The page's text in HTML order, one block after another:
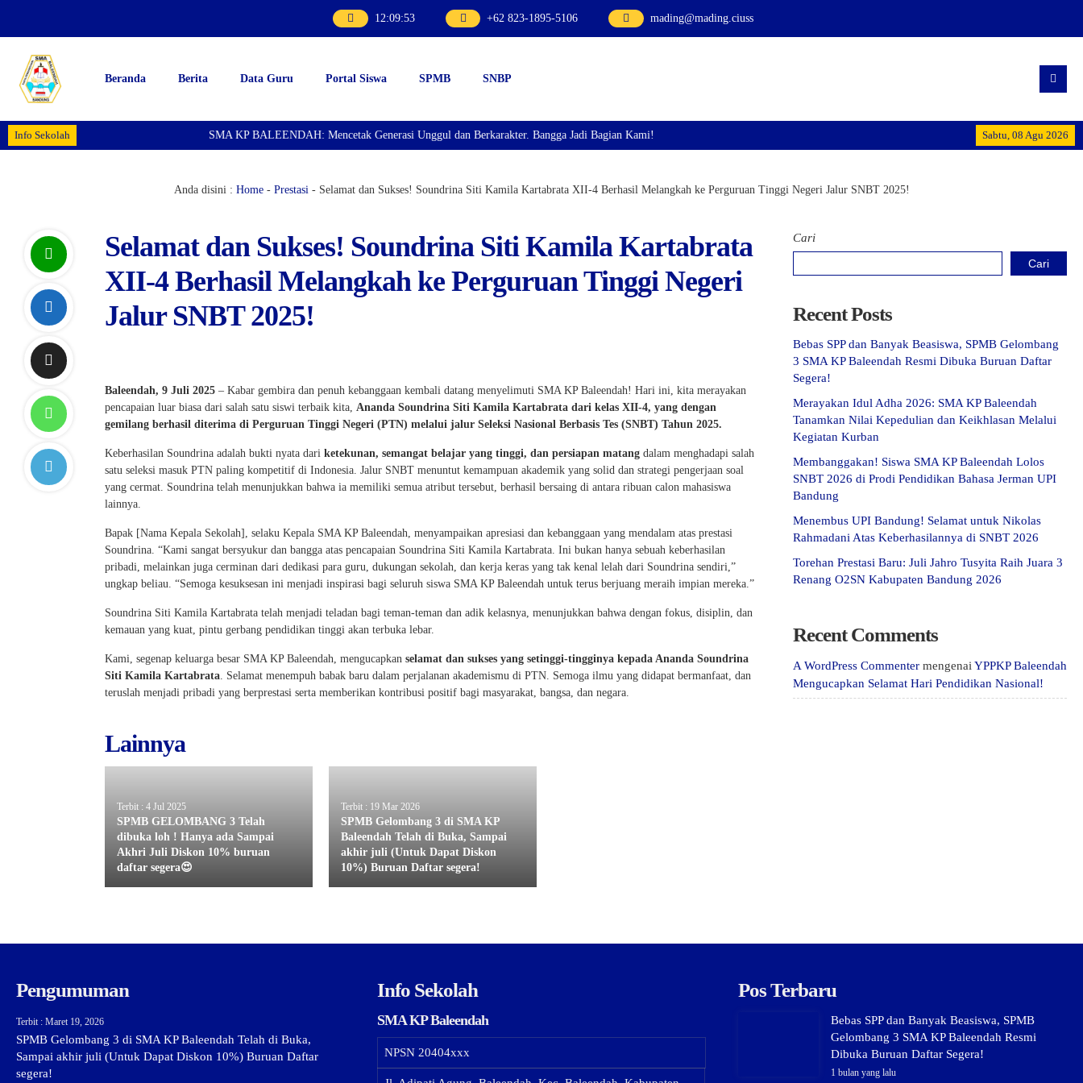
12:09:54 +62 823-1895-5106 mading@mading.ciuss
Beranda Berita Data Guru Portal Siswa SPMB SNBP
Info Sekolah Sabtu, 08 Agu 2026
SMA KP
SMA KP BALEENDAH: Mencetak Generasi Unggul dan Berkarakter. Bangga Jadi Bagian Kami!
Anda disini : Home- Prestasi- Selamat dan Sukses! Soundrina Siti Kamila Kartabrata XII-4 Berhasil Melangkah ke Perguruan Tinggi Negeri Jalur SNBT 2025!
Selamat dan Sukses! Soundrina Siti Kamila Kartabrata
XII-4 Berhasil Melangkah ke Perguruan Tinggi Negeri
Jalur SNBT 2025!
Baleendah, 9 Juli 2025 – Kabar gembira dan penuh kebanggaan kembali datang menyelimuti SMA KP Baleendah! Hari ini, kita merayakan
pencapaian luar biasa dari salah satu siswi terbaik kita, Ananda Soundrina Siti Kamila Kartabrata dari kelas XII-4, yang dengan
gemilang berhasil diterima di Perguruan Tinggi Negeri (PTN) melalui jalur Seleksi Nasional Berbasis Tes (SNBT) Tahun 2025.
Keberhasilan Soundrina adalah bukti nyata dari ketekunan, semangat belajar yang tinggi, dan persiapan matang dalam menghadapi salah
satu seleksi masuk PTN paling kompetitif di Indonesia. Jalur SNBT menuntut kemampuan akademik yang solid dan strategi pengerjaan soal
yang cermat. Soundrina telah menunjukkan bahwa ia memiliki semua atribut tersebut, berhasil bersaing di antara ribuan calon mahasiswa
lainnya.
Bapak [Nama Kepala Sekolah], selaku Kepala SMA KP Baleendah, menyampaikan apresiasi dan kebanggaan yang mendalam atas prestasi
Soundrina. “Kami sangat bersyukur dan bangga atas pencapaian Soundrina Siti Kamila Kartabrata. Ini bukan hanya sebuah keberhasilan
pribadi, melainkan juga cerminan dari dedikasi para guru, dukungan sekolah, dan kerja keras yang tak kenal lelah dari Soundrina sendiri,”
ungkap beliau. “Semoga kesuksesan ini menjadi inspirasi bagi seluruh siswa SMA KP Baleendah untuk terus berjuang meraih impian mereka.”
Soundrina Siti Kamila Kartabrata telah menjadi teladan bagi teman-teman dan adik kelasnya, menunjukkan bahwa dengan fokus, disiplin, dan
kemauan yang kuat, pintu gerbang pendidikan tinggi akan terbuka lebar.
Kami, segenap keluarga besar SMA KP Baleendah, mengucapkan selamat dan sukses yang setinggi-tingginya kepada Ananda Soundrina
Siti Kamila Kartabrata. Selamat menempuh babak baru dalam perjalanan akademismu di PTN. Semoga ilmu yang didapat bermanfaat, dan
teruslah menjadi pribadi yang berprestasi serta memberikan kontribusi positif bagi masyarakat, bangsa, dan negara.
Lainnya
Terbit : 4 Jul 2025
SPMB GELOMBANG 3 Telah
dibuka loh ! Hanya ada Sampai
Akhri Juli Diskon 10% buruan
daftar segera😍
Terbit : 19 Mar 2026
SPMB Gelombang 3 di SMA KP
Baleendah Telah di Buka, Sampai
akhir juli (Untuk Dapat Diskon
10%) Buruan Daftar segera!
Cari
Cari
Recent Posts
Bebas SPP dan Banyak Beasiswa, SPMB Gelombang
3 SMA KP Baleendah Resmi Dibuka Buruan Daftar
Segera!
Merayakan Idul Adha 2026: SMA KP Baleendah
Tanamkan Nilai Kepedulian dan Keikhlasan Melalui
Kegiatan Kurban
Membanggakan! Siswa SMA KP Baleendah Lolos
SNBT 2026 di Prodi Pendidikan Bahasa Jerman UPI
Bandung
Menembus UPI Bandung! Selamat untuk Nikolas
Rahmadani Atas Keberhasilannya di SNBT 2026
Torehan Prestasi Baru: Juli Jahro Tusyita Raih Juara 3
Renang O2SN Kabupaten Bandung 2026
Recent Comments
A WordPress Commenter mengenai YPPKP Baleendah
Mengucapkan Selamat Hari Pendidikan Nasional!
Pengumuman
Terbit : Maret 19, 2026
SPMB Gelombang 3 di SMA KP Baleendah Telah di Buka,
Sampai akhir juli (Untuk Dapat Diskon 10%) Buruan Daftar
segera!
Info Sekolah
SMA KP Baleendah
NPSN 20404xxx
Pos Terbaru
Bebas SPP dan Banyak Beasiswa, SPMB
Gelombang 3 SMA KP Baleendah Resmi
Dibuka Buruan Daftar Segera!
1 bulan yang lalu